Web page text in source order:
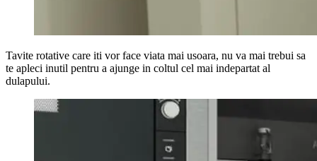
Tavite rotative care iti vor face viata mai usoara, nu va mai trebui sa
te apleci inutil pentru a ajunge in coltul cel mai indepartat al
dulapului.